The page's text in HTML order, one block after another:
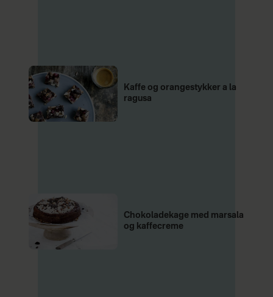
Kaffe og orangestykker a la
ragusa
Chokoladekage med marsala
og kaffecreme